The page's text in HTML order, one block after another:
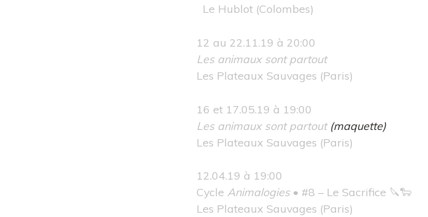
Le Hublot(Colombes)
12 au 22.11.19 à 20:00
Les animaux sont partout
Les Plateaux Sauvages (Paris)
16 et 17.05.19 à 19:00
Les animaux sont partout (maquette)
Les Plateaux Sauvages (Paris)
12.04.19 à 19:00
Cycle Animalogies• #8 – Le Sacrifice 🔪🐑
Les Plateaux Sauvages (Paris)